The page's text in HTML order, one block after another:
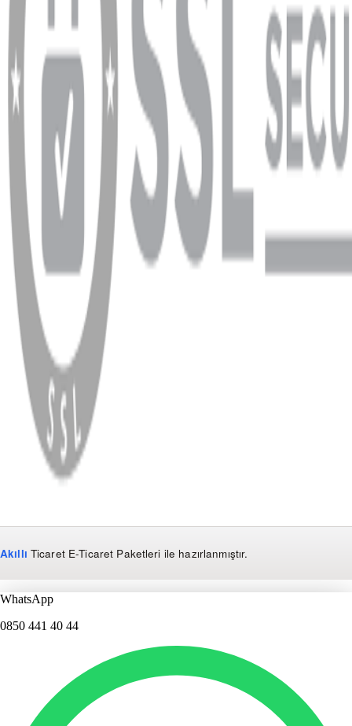
info@dukkanhifi.com 0850 441 40 44
Çalışma Saatleri: Pazartesi - Cuma 09:30 - 19:30, Cumartesi 10:00 - 18:00
WhatsApp Facebook
Copyright
2026 Dükkan Hifi
Akıllı Ticaret E-Ticaret Paketleri ile hazırlanmıştır.
WhatsApp
0850 441 40 44